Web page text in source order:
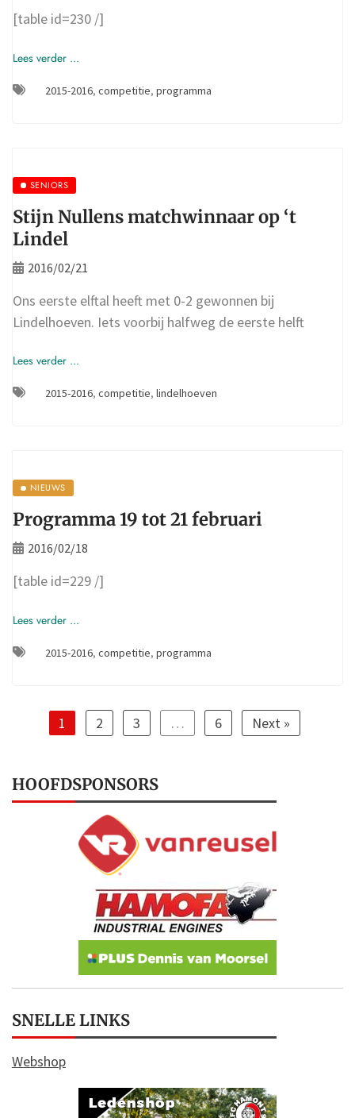
[table id=230 /]
Lees verder ...
2015-2016, competitie, programma
SENIORS
Stijn Nullens matchwinnaar op ‘t
Lindel
2016/02/21
Ons eerste elftal heeft met 0-2 gewonnen bij
Lindelhoeven. Iets voorbij halfweg de eerste helft
Lees verder ...
2015-2016, competitie, lindelhoeven
NIEUWS
Programma 19 tot 21 februari
2016/02/18
[table id=229 /]
Lees verder ...
2015-2016, competitie, programma
1 2 3 … 6 Next »
HOOFDSPONSORS
SNELLE LINKS
Webshop